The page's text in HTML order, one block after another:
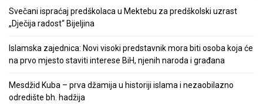
Svečani ispraćaj predškolaca u Mektebu za predškolski uzrast
„Dječija radost“ Bijeljina
Islamska zajednica: Novi visoki predstavnik mora biti osoba koja će
na prvo mjesto staviti interese BiH, njenih naroda i građana
Mesdžid Kuba – prva džamija u historiji islama i nezaobilazno
odredište bh. hadžija